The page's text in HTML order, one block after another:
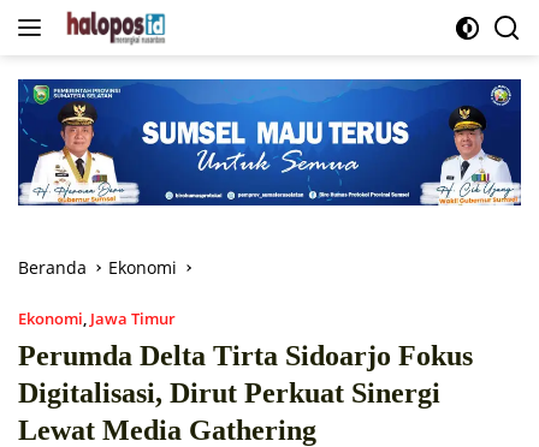
Langsung
Beranda Ekonomi
Ekonomi Jawa Timur
Perumda Delta Tirta Sidoarjo Fokus
Digitalisasi, Dirut Perkuat Sinergi
Lewat Media Gathering